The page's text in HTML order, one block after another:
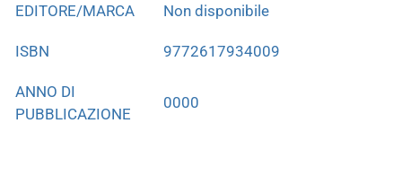
EDITORE/MARCA Non disponibile
ISBN 9772617934009
ANNO DI
PUBBLICAZIONE
0000